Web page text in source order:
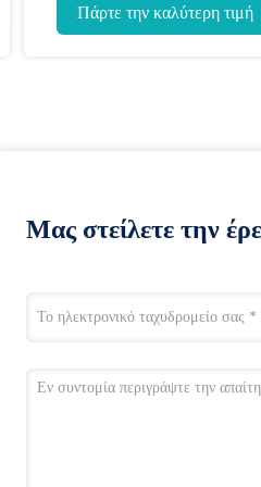
αλουμίνιο
Πάρτε την καλύτερη τιμή
Μας στείλετε την